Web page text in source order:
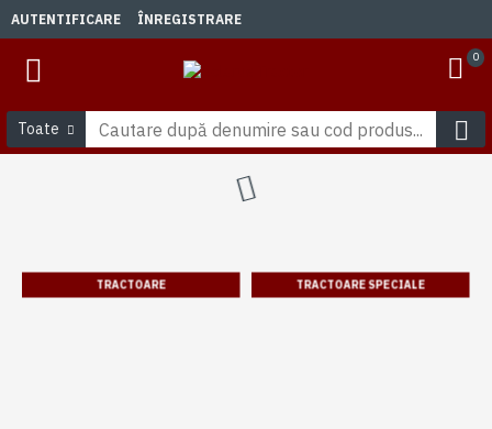
AUTENTIFICARE ÎNREGISTRARE
0
Toate
TRACTOARE TRACTOARE SPECIALE